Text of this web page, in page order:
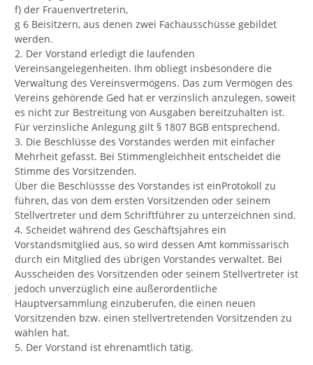
f) der Frauenvertreterin,
g 6 Beisitzern, aus denen zwei Fachausschüsse gebildet
werden.
2. Der Vorstand erledigt die laufenden
Vereinsangelegenheiten. Ihm obliegt insbesondere die
Verwaltung des Vereinsvermögens. Das zum Vermögen des
Vereins gehörende Ged hat er verzinslich anzulegen, soweit
es nicht zur Bestreitung von Ausgaben bereitzuhalten ist.
Für verzinsliche Anlegung gilt § 1807 BGB entsprechend.
3. Die Beschlüsse des Vorstandes werden mit einfacher
Mehrheit gefasst. Bei Stimmengleichheit entscheidet die
Stimme des Vorsitzenden.
Über die Beschlüssse des Vorstandes ist einProtokoll zu
führen, das von dem ersten Vorsitzenden oder seinem
Stellvertreter und dem Schriftführer zu unterzeichnen sind.
4. Scheidet während des Geschäftsjahres ein
Vorstandsmitglied aus, so wird dessen Amt kommissarisch
durch ein Mitglied des übrigen Vorstandes verwaltet. Bei
Ausscheiden des Vorsitzenden oder seinem Stellvertreter ist
jedoch unverzüglich eine außerordentliche
Hauptversammlung einzuberufen, die einen neuen
Vorsitzenden bzw. einen stellvertretenden Vorsitzenden zu
wählen hat.
5. Der Vorstand ist ehrenamtlich tätig.